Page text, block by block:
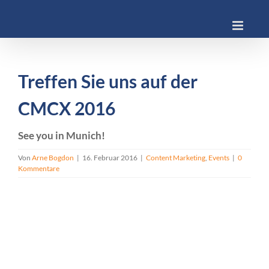
content
Treffen Sie uns auf der
CMCX 2016
See you in Munich!
Von Arne Bogdon | 16. Februar 2016 | Content Marketing, Events | 0
Kommentare